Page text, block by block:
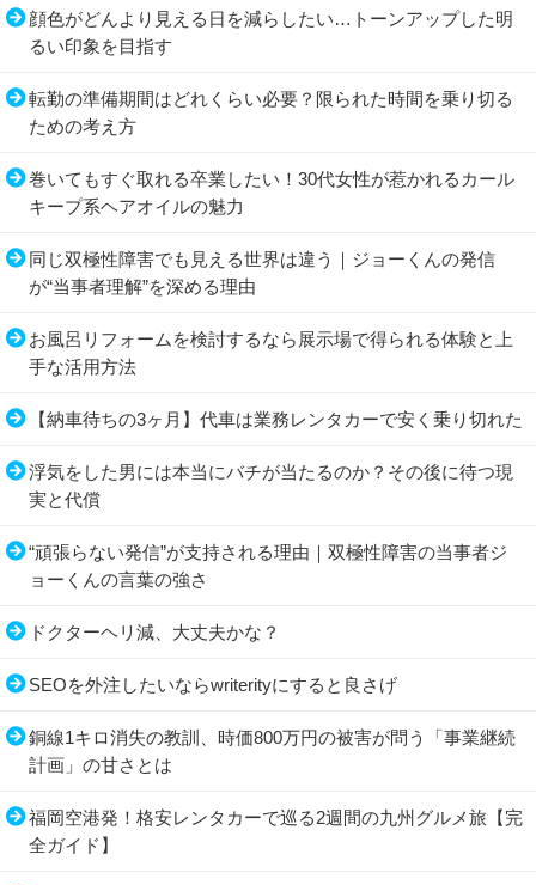
顔色がどんより見える日を減らしたい…トーンアップした明
るい印象を目指す
転勤の準備期間はどれくらい必要？限られた時間を乗り切る
ための考え方
巻いてもすぐ取れる卒業したい！30代女性が惹かれるカール
キープ系ヘアオイルの魅力
同じ双極性障害でも見える世界は違う｜ジョーくんの発信
が“当事者理解”を深める理由
お風呂リフォームを検討するなら展示場で得られる体験と上
手な活用方法
【納車待ちの3ヶ月】代車は業務レンタカーで安く乗り切れた
浮気をした男には本当にバチが当たるのか？その後に待つ現
実と代償
“頑張らない発信”が支持される理由｜双極性障害の当事者ジ
ョーくんの言葉の強さ
ドクターヘリ減、大丈夫かな？
SEOを外注したいならwriterityにすると良さげ
銅線1キロ消失の教訓、時価800万円の被害が問う「事業継続
計画」の甘さとは
福岡空港発！格安レンタカーで巡る2週間の九州グルメ旅【完
全ガイド】